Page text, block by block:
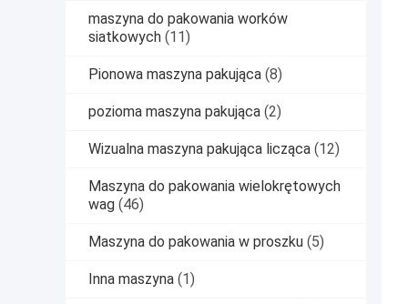
maszyna do pakowania worków
siatkowych (11)
Pionowa maszyna pakująca (8)
pozioma maszyna pakująca (2)
Wizualna maszyna pakująca licząca (12)
Maszyna do pakowania wielokrętowych
wag (46)
Maszyna do pakowania w proszku (5)
Inna maszyna (1)